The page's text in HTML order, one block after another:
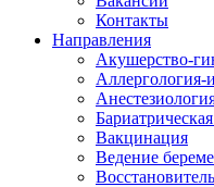
Контакты
Направления
Акушерство-
Вакцинация
Ведение